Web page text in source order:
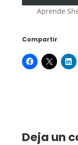
Aprende
Compartir
Deja un